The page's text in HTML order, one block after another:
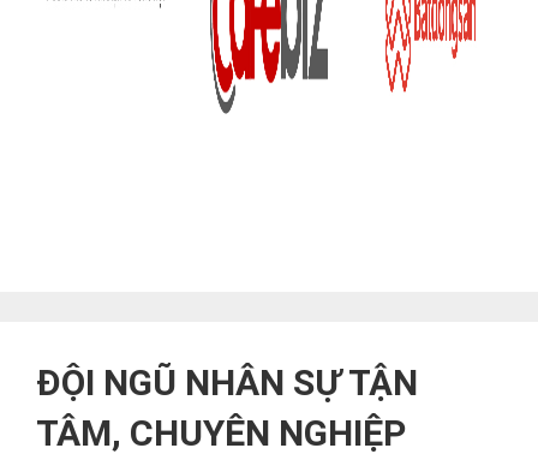
ĐỘI NGŨ NHÂN SỰ TẬN
TÂM, CHUYÊN NGHIỆP